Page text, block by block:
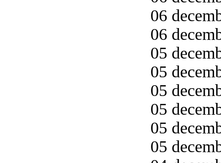
06
06
05
05
05
05
05
05